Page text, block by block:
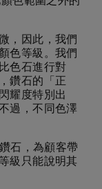
，因此，我們
色等級。我們
色石進行對
鑽石的「正
耀度特別出
過，不同色澤
石，為顧客帶
級只能說明其